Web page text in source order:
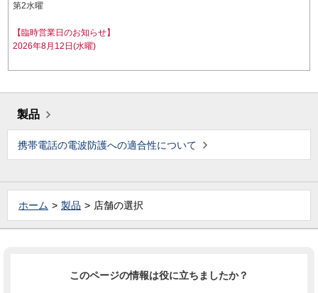
第2水曜
【臨時営業日のお知らせ】
2026年8月12日(水曜)
製品
携帯電話の電波防護への適合性について
ホーム 製品 店舗の選択
このページの情報は役に立ちましたか？